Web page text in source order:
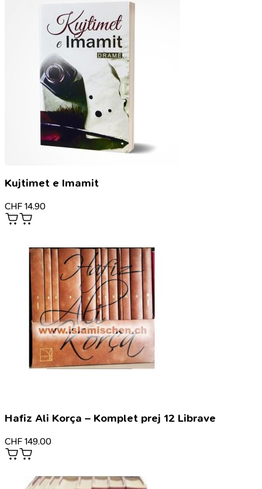
Kujtimet e Imamit
CHF 14.90
Hafiz Ali Korça – Komplet prej 12 Librave
CHF 149.00